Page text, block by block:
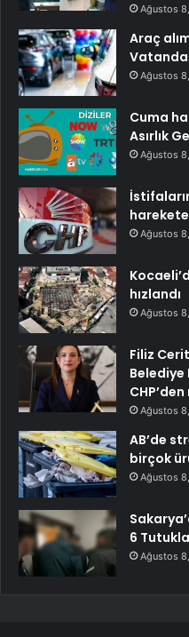
Ağustos
Araç
Ağustos
Cuma
Asırlık
Ağustos
Ağustos
hızlandı
Ağustos
Filiz
Belediye
Ağustos
AB’de
birçok
Ağustos
6
Ağustos